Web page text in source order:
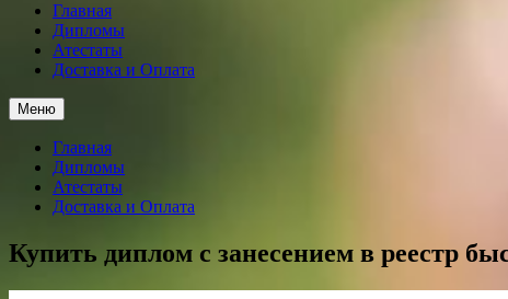
Главная
Дипломы
Атестаты
Доставка и Оплата
Меню
Главная
Дипломы
Атестаты
Доставка и Оплата
Купить диплом с занесением в реестр